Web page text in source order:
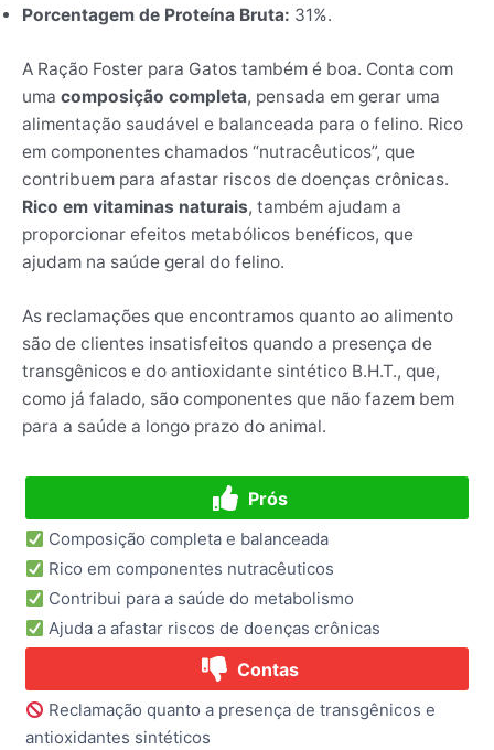
Porcentagem de Proteína Bruta: 31%.
A Ração Foster para Gatos também é boa. Conta com
uma composição completa, pensada em gerar uma
alimentação saudável e balanceada para o felino. Rico
em componentes chamados “nutracêuticos”, que
contribuem para afastar riscos de doenças crônicas.
Rico em vitaminas naturais, também ajudam a
proporcionar efeitos metabólicos benéficos, que
ajudam na saúde geral do felino.
As reclamações que encontramos quanto ao alimento
são de clientes insatisfeitos quando a presença de
transgênicos e do antioxidante sintético B.H.T., que,
como já falado, são componentes que não fazem bem
para a saúde a longo prazo do animal.
Prós
Composição completa e balanceada
Rico em componentes nutracêuticos
Contribui para a saúde do metabolismo
Ajuda a afastar riscos de doenças crônicas
Contas
Reclamação quanto a presença de transgênicos e
antioxidantes sintéticos